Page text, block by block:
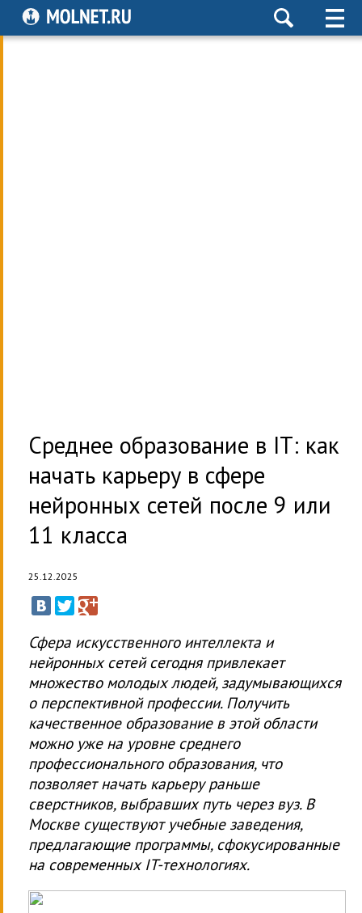
Среднее образование в IT: как
начать карьеру в сфере
нейронных сетей после 9 или
11 класса
25.12.2025
Сфера искусственного интеллекта и
нейронных сетей сегодня привлекает
множество молодых людей, задумывающихся
о перспективной профессии. Получить
качественное образование в этой области
можно уже на уровне среднего
профессионального образования, что
позволяет начать карьеру раньше
сверстников, выбравших путь через вуз. В
Москве существуют учебные заведения,
предлагающие программы, сфокусированные
на современных IT-технологиях.